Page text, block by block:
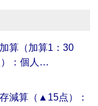
算（加算1：30
）：個人…
減算（▲15点）：